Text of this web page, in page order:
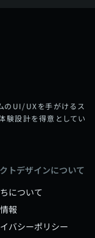
のUI/UXを手がけるス
験設計を得意としてい
トデザインについて
について
報
バシーポリシー